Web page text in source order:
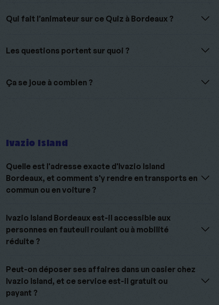
Qui fait l’animateur sur ce Quiz à Bordeaux ?
Les questions portent sur quoi ?
Ça se joue à combien ?
Ivazio Island
Quelle est l'adresse exacte d'Ivazio Island
Bordeaux, et comment s'y rendre en transports en
commun ou en voiture ?
Ivazio Island Bordeaux est-il accessible aux
personnes en fauteuil roulant ou à mobilité
réduite ?
Peut-on déposer ses affaires dans un casier chez
Ivazio Island, et ce service est-il gratuit ou
payant ?